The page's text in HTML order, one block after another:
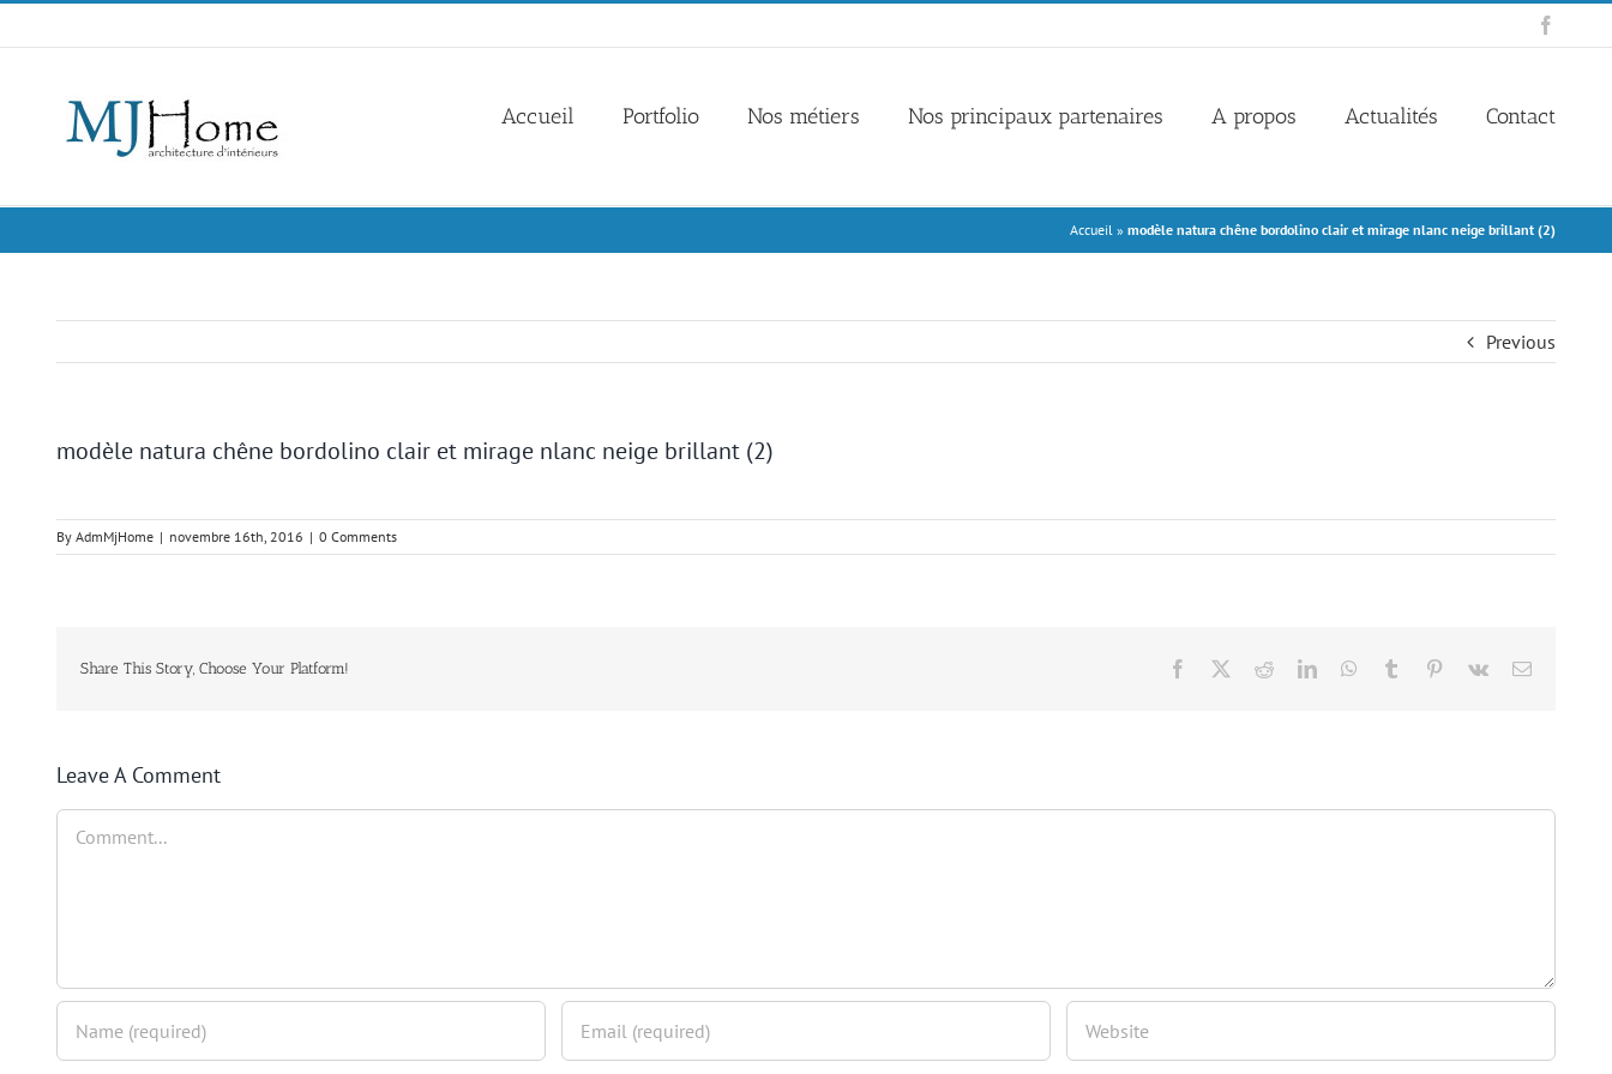
to
Accueil Portfolio Nos métiers Nos principaux partenaires A propos Actualités Contact
Accueil » modèle natura chêne bordolino clair et mirage nlanc neige brillant (2)
Previous
modèle natura chêne bordolino clair et mirage nlanc neige brillant (2)
By AdmMjHome | novembre 16th, 2016 | 0 Comments
Share This Story, Choose Your Platform! Facebook
TwitterRedditLinkedInWhatsApp
Tumblr Pinterest
Vk Email
Leave A Comment